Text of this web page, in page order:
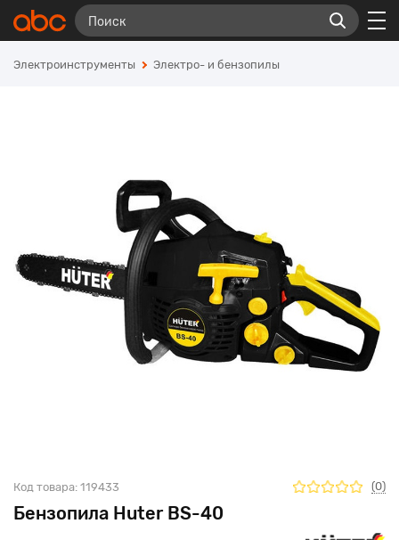
Электроинструменты Электро- и бензопилы
Бензопила Huter BS-40
Код товара: 119433 (0)